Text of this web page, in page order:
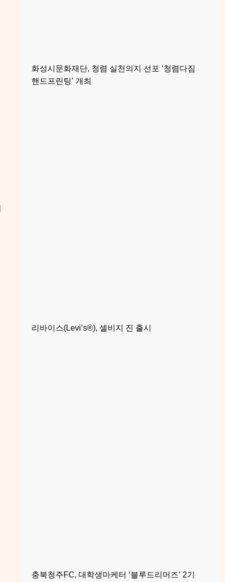
화성시문화재단, 청렴 실천의지 선포 ‘청렴다짐
핸드프린팅’ 개최
리바이스(Levi’s®), 셀비지 진 출시
충북청주FC, 대학생마케터 ‘블루드리머즈’ 2기